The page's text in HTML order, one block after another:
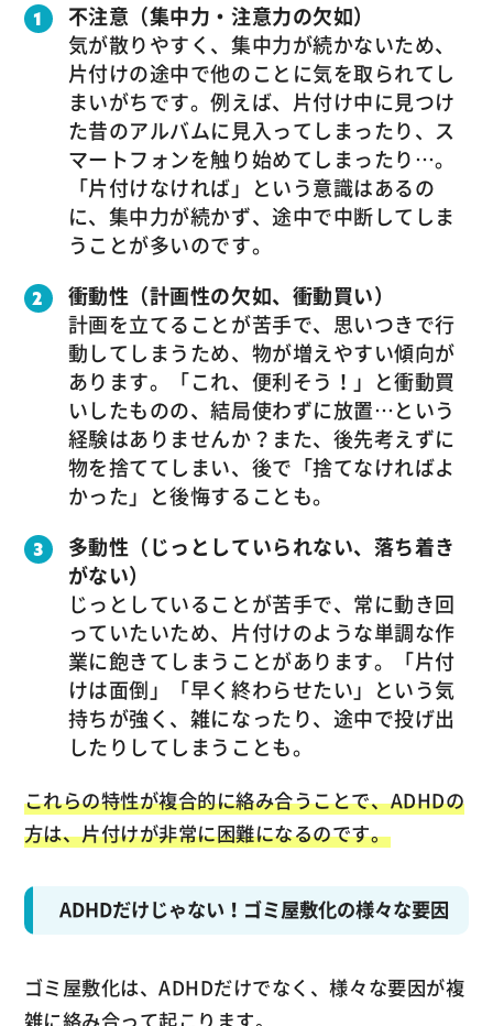
不注意（集中力・注意力の欠如）
気が散りやすく、集中力が続かないため、
片付けの途中で他のことに気を取られてし
まいがちです。例えば、片付け中に見つけ
た昔のアルバムに見入ってしまったり、ス
マートフォンを触り始めてしまったり…。
「片付けなければ」という意識はあるの
に、集中力が続かず、途中で中断してしま
うことが多いのです。
衝動性（計画性の欠如、衝動買い）
計画を立てることが苦手で、思いつきで行
動してしまうため、物が増えやすい傾向が
あります。「これ、便利そう！」と衝動買
いしたものの、結局使わずに放置…という
経験はありませんか？また、後先考えずに
物を捨ててしまい、後で「捨てなければよ
かった」と後悔することも。
多動性（じっとしていられない、落ち着き
がない）
じっとしていることが苦手で、常に動き回
っていたいため、片付けのような単調な作
業に飽きてしまうことがあります。「片付
けは面倒」「早く終わらせたい」という気
持ちが強く、雑になったり、途中で投げ出
したりしてしまうことも。
これらの特性が複合的に絡み合うことで、ADHDの
方は、片付けが非常に困難になるのです。
ADHDだけじゃない！ゴミ屋敷化の様々な要因
ゴミ屋敷化は、ADHDだけでなく、様々な要因が複
雑に絡み合って起こります。